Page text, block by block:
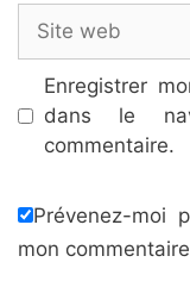
Site
web
Enregistrer
dans le
commentaire.
Prévenez-moi
mon